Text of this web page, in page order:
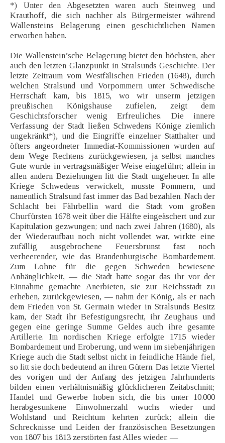
*) Unter den Abgesetzten waren auch Steinweg und
Krauthoff, die sich nachher als Bürgermeister während
Wallensteins Belagerung einen geschichtlichen Namen
erworben haben.
Die Wallenstein’sche Belagerung bietet den höchsten, aber
auch den letzten Glanzpunkt in Stralsunds Geschichte. Der
letzte Zeitraum vom Westfälischen Frieden (1648), durch
welchen Stralsund und Vorpommern unter Schwedische
Herrschaft kam, bis 1815, wo wir unserm jetzigen
preußischen Königshause zufielen, zeigt dem
Geschichtsforscher wenig Erfreuliches. Die innere
Verfassung der Stadt ließen Schwedens Könige ziemlich
ungekränkt*), und die Eingriffe einzelner Statthalter und
öfters angeordneter Immediat-Kommissionen wurden auf
dem Wege Rechtens zurückgewiesen, ja selbst manches
Gute wurde in vertragsmäßiger Weise eingeführt; allein in
allen andern Beziehungen litt die Stadt ungeheuer. In alle
Kriege Schwedens verwickelt, musste Pommern, und
namentlich Stralsund fast immer das Bad bezahlen. Nach der
Schlacht bei Fährbellin ward die Stadt vom großen
Churfürsten 1678 weit über die Hälfte eingeäschert und zur
Kapitulation gezwungen; und nach zwei Jahren (1680), als
der Wiederaufbau noch nicht vollendet war, wirkte eine
zufällig ausgebrochene Feuersbrunst fast noch
verheerender, wie das Brandenburgische Bombardement.
Zum Lohne für die gegen Schweden bewiesene
Anhänglichkeit, — die Stadt hatte sogar das ihr vor der
Einnahme gemachte Anerbieten, sie zur Reichsstadt zu
erheben, zurückgewiesen, — nahm der König, als er nach
dem Frieden von St. Germain wieder in Stralsunds Besitz
kam, der Stadt ihr Befestigungsrecht, ihr Zeughaus und
gegen eine geringe Summe Geldes auch ihre gesamte
Artillerie. Im nordischen Kriege erfolgte 1715 wieder
Bombardement und Eroberung, und wenn im siebenjährigen
Kriege auch die Stadt selbst nicht in feindliche Hände fiel,
so litt sie doch bedeutend an ihren Gütern. Das letzte Viertel
des vorigen und der Anfang des jetzigen Jahrhunderts
bilden einen verhältnismäßig glücklicheren Zeitabschnitt;
Handel und Gewerbe hoben sich, die bis unter 10.000
herabgesunkene Einwohnerzahl wuchs wieder und
Wohlstand und Reichtum kehrten zurück; allein die
Schrecknisse und Leiden der französischen Besetzungen
von 1807 bis 1813 zerstörten fast Alles wieder. —